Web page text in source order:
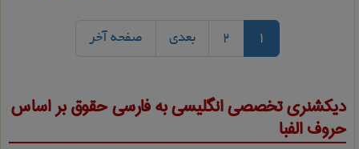
1
2 بعدی صفحه آخر
دیکشنری تخصصی انگلیسی به فارسیحقوقبر اساس
حروف الفبا